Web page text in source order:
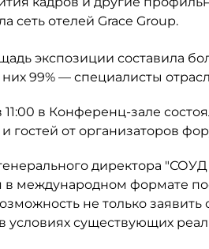
сеть отелей Grace Group.
экспозиции составила
них 99% — специалисты
11:00 в Конференц-зале
и гостей от организаторов
директора
в международном формате
не только
условиях существующих